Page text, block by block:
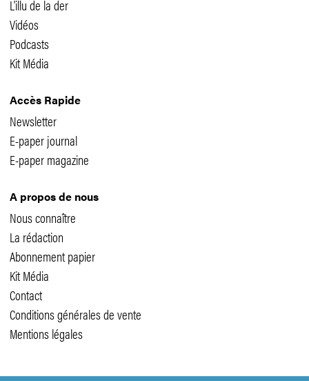
L'illu de la der
Vidéos
Podcasts
Kit Média
Accès Rapide
Newsletter
E-paper journal
E-paper magazine
A propos de nous
Nous connaître
La rédaction
Abonnement papier
Kit Média
Contact
Conditions générales de vente
Mentions légales